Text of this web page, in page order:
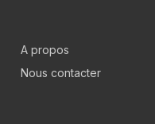
A propos
Nous contacter